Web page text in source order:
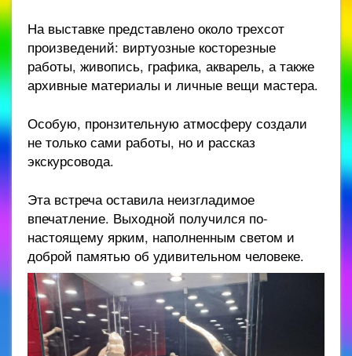
На выставке представлено около трехсот
произведений: виртуозные косторезные
работы, живопись, графика, акварель, а также
архивные материалы и личные вещи мастера.
Особую, пронзительную атмосферу создали
не только сами работы, но и рассказ
экскурсовода.
Эта встреча оставила неизгладимое
впечатление. Выходной получился по-
настоящему ярким, наполненным светом и
доброй памятью об удивительном человеке.